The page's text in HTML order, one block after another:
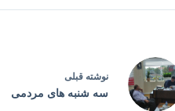
نوشته قبلی
سه شنبه های مردمی